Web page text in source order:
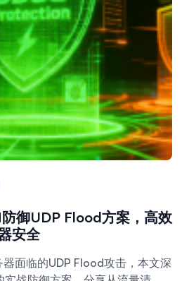
御UDP Flood方案，高效
安全
面临的UDP Flood攻击，本文深